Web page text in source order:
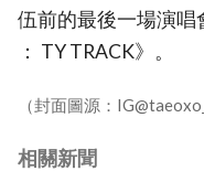
伍前的最後一場演唱
： TY TRACK》。
（封面圖源：
相關新聞